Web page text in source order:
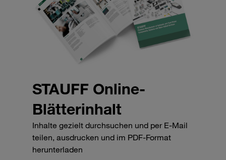
STAUFF Online-
Blätterinhalt
Inhalte gezielt durchsuchen und per E-Mail
teilen, ausdrucken und im PDF-Format
herunterladen